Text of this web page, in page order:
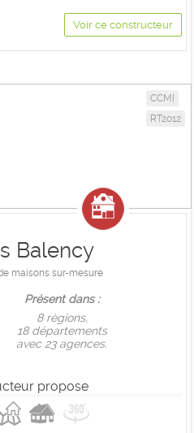
Voir ce constructeur
CCMI
RT2012
Balency
maisons sur-mesure
Présent dans :
8 règions,
18 départements
avec 23 agences.
propose